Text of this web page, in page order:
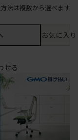
法は複数から選べます
お気に入
せる